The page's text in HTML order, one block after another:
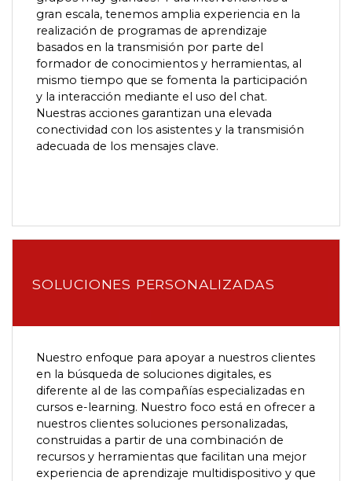
gran escala, tenemos amplia experiencia en la
realización de programas de aprendizaje
basados en la transmisión por parte del
formador de conocimientos y herramientas, al
mismo tiempo que se fomenta la participación
y la interacción mediante el uso del chat.
Nuestras acciones garantizan una elevada
conectividad con los asistentes y la transmisión
adecuada de los mensajes clave.
SOLUCIONES PERSONALIZADAS
Nuestro enfoque para apoyar a nuestros clientes
en la búsqueda de soluciones digitales, es
diferente al de las compañías especializadas en
cursos e-learning. Nuestro foco está en ofrecer a
nuestros clientes soluciones personalizadas,
construidas a partir de una combinación de
recursos y herramientas que facilitan una mejor
experiencia de aprendizaje multidispositivo y que